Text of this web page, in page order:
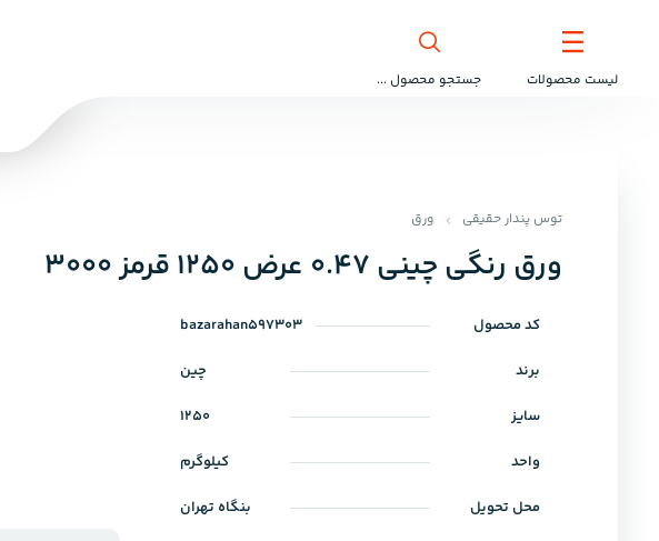
لیست محصولات جستجو محصول ...
توس پندار حقیقی ورق
ورق رنگی چینی 0.47 عرض 1250 قرمز 3000
کد محصول bazarahan597303
برند چین
سایز 1250
واحد کیلوگرم
محل تحویل بنگاه تهران